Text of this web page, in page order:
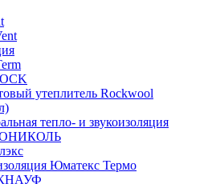
утеплитель Rockwool
тепло- и звукоизоляция
Юматекс Термо